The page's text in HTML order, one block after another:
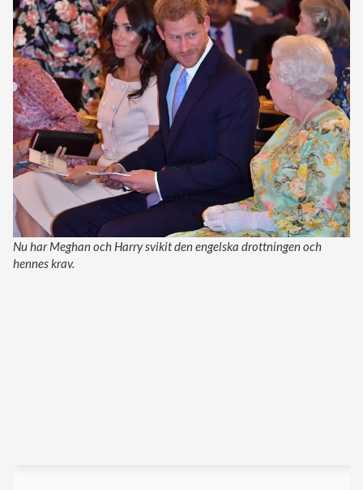
Nu har Meghan och Harry svikit den engelska drottningen och
hennes krav.